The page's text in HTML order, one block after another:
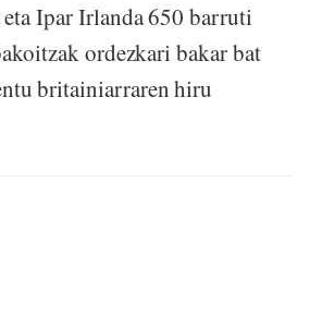
Ipar Irlanda 650 barruti
ordezkari bakar bat
britainiarraren hiru